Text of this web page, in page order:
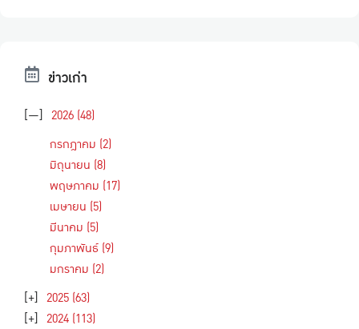
ข่าวเก่า
[—] 2026 (48)
กรกฎาคม (2)
มิถุนายน (8)
พฤษภาคม (17)
เมษายน (5)
มีนาคม (5)
กุมภาพันธ์ (9)
มกราคม (2)
[+] 2025 (63)
[+] 2024 (113)